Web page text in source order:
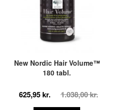
New Nordic Hair Volume™
180 tabl.
625,95 kr. 1.038,00 kr.